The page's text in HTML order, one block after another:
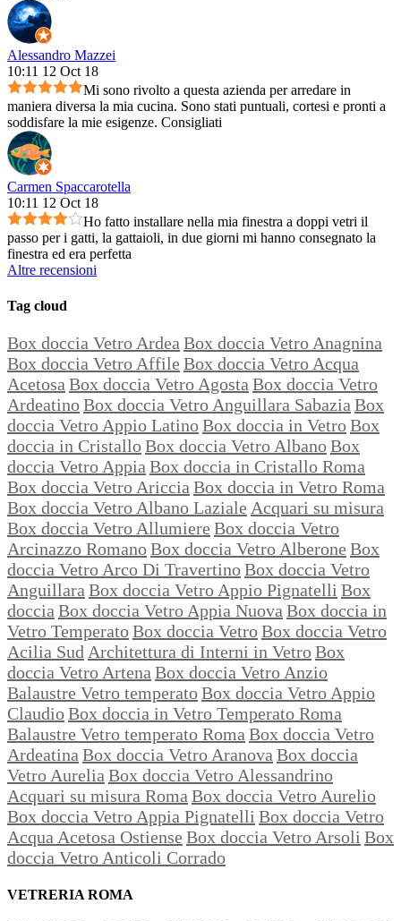
Alessandro Mazzei
10:11 12 Oct 18
Mi sono rivolto a questa azienda per arredare in
maniera diversa la mia cucina. Sono stati puntuali, cortesi e pronti a
soddisfare la mie esigenze. Consigliati
Carmen Spaccarotella
10:11 12 Oct 18
Ho fatto installare nella mia finestra a doppi vetri il
passo per i gatti, la gattaioli, in due giorni mi hanno consegnato la
finestra ed era perfetta
Altre recensioni
Tag cloud
Box doccia Vetro Ardea Box doccia Vetro Anagnina
Box doccia Vetro Affile Box doccia Vetro Acqua
Acetosa Box doccia Vetro Agosta Box doccia Vetro
ArdeatinoBox doccia Vetro Anguillara Sabazia Box
doccia Vetro Appio LatinoBox doccia in VetroBox
doccia in CristalloBox doccia Vetro AlbanoBox
doccia Vetro Appia Box doccia in Cristallo Roma
Box doccia Vetro Ariccia Box doccia in Vetro Roma
Box doccia Vetro Albano Laziale Acquari su misura
Box doccia Vetro Allumiere Box doccia Vetro
Arcinazzo RomanoBox doccia Vetro Alberone Box
doccia Vetro Arco Di TravertinoBox doccia Vetro
Anguillara Box doccia Vetro Appio Pignatelli Box
doccia Box doccia Vetro Appia Nuova Box doccia in
Vetro TemperatoBox doccia VetroBox doccia Vetro
Acilia Sud Architettura di Interni in VetroBox
doccia Vetro Artena Box doccia Vetro Anzio
Balaustre Vetro temperatoBox doccia Vetro Appio
ClaudioBox doccia in Vetro Temperato Roma
Balaustre Vetro temperato Roma Box doccia Vetro
Ardeatina Box doccia Vetro Aranova Box doccia
Vetro Aurelia Box doccia Vetro Alessandrino
Acquari su misura Roma Box doccia Vetro Aurelio
Box doccia Vetro Appia Pignatelli Box doccia Vetro
Acqua Acetosa Ostiense Box doccia Vetro Arsoli Box
doccia Vetro Anticoli Corrado
VETRERIA ROMA